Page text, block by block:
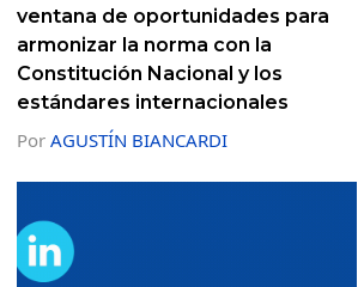
ventana de oportunidades para
armonizar la norma con la
Constitución Nacional y los
estándares internacionales
Por AGUSTÍN BIANCARDI